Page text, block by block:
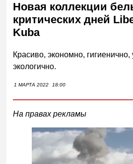
Новая коллекции
критических дней
Kuba
Красиво, экономно, гигиенично,
экологично.
1 МАРТА 2022 18:00
На правах рекламы